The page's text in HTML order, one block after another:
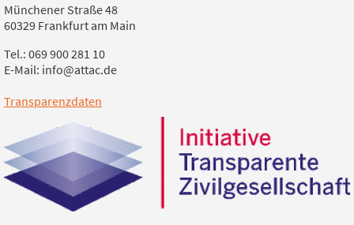
Münchener Straße 48
60329 Frankfurt am Main
Tel.: 069 900 281 10
E-Mail: info@attac.de
Transparenzdaten